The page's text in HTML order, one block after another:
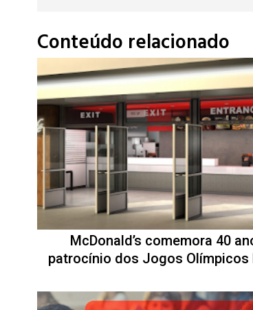
Conteúdo relacionado
McDonald’s comemora 40
patrocínio dos Jogos Olímpicos